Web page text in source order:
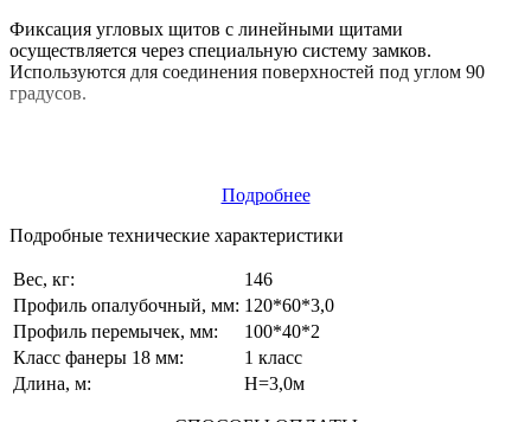
Фиксация угловых щитов с линейными щитами
осуществляется через специальную систему замков.
Используются для соединения поверхностей под углом 90
градусов.
Подробнее
Подробные технические характеристики
Вес, кг:
146
Профиль опалубочный, мм: 120*60*3,0
Профиль перемычек, мм:
100*40*2
Класс фанеры 18 мм:
1 класс
Длина, м:
Н=3,0м